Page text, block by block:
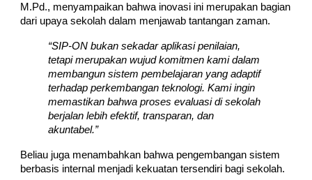
M.Pd., menyampaikan bahwa inovasi ini merupakan bagian
dari upaya sekolah dalam menjawab tantangan zaman.
“SIP-ON bukan sekadar aplikasi penilaian,
tetapi merupakan wujud komitmen kami dalam
membangun sistem pembelajaran yang adaptif
terhadap perkembangan teknologi. Kami ingin
memastikan bahwa proses evaluasi di sekolah
berjalan lebih efektif, transparan, dan
akuntabel.”
Beliau juga menambahkan bahwa pengembangan sistem
berbasis internal menjadi kekuatan tersendiri bagi sekolah.